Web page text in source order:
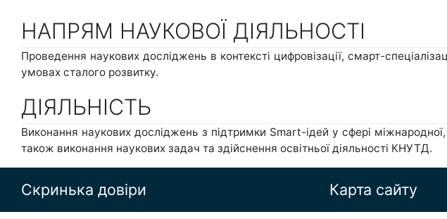
НАПРЯМ НАУКОВОЇ ДІЯЛЬНОСТІ
Проведення наукових досліджень в контексті цифровізації, смарт-
умовах сталого розвитку.
ДІЯЛЬНІСТЬ
Виконання наукових досліджень з підтримки Smart-ідей у сфері міжнародної,
також виконання наукових задач та здійснення освітньої діяльності КНУТД.
Скринька довіри Карта сайту